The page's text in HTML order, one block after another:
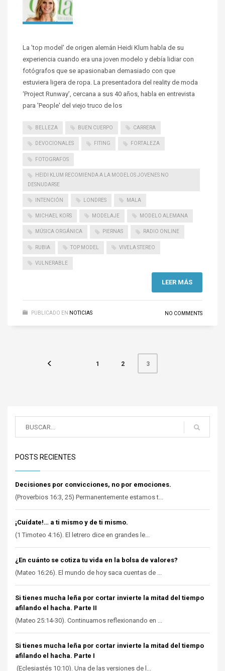
La 'top model' de origen alemán Heidi Klum habla de su
experiencia cuando era una joven modelo y debía lidiar con
fotógrafos que se apasionaban demasiado con que
estuviera ligera de ropa. La presentadora del reality de moda
‘Project Runway’, cercana a sus 40 años, habla en entrevista
para 'People' del viejo truco de los
BELLEZA BUEN CUERPO CARRERA
DEVOCIONALES FITING FORTALEZA
FOTOGRAFOS
HEIDI KLUM RECOMIENDA A LA MODELOS JOVENES NO
DESNUDARSE
INTENCIÓN LONDRES MALA
MICHAEL KORS MODELAJE MODELO ALEMANA
MÚSICA ORGÁNICA PIERNAS RADIO ONLINE
RUBIA TOP MODEL VIVELA STEREO
VULNERABLE
LEER MÁS
PUBLICADO EN NOTICIAS NO COMMENTS
1 2 3
POSTS RECIENTES
Decisiones por convicciones, no por emociones.
(Proverbios 16:3, 25) Permanentemente estamos t...
¡Cuídate!… a ti mismo y de ti mismo.
(1 Timoteo 4:16). El letrero dice en grandes le...
¿En cuánto se cotiza tu vida en la bolsa de valores?
(Mateo 16:26). El mundo de hoy saca cuentas de ...
Si tienes mucha leña por cortar invierte la mitad del tiempo
afilando el hacha. Parte II
(Mateo 25:14-30). Continuamos reflexionando en ...
Si tienes mucha leña por cortar invierte la mitad del tiempo
afilando el hacha. Parte I
(Eclesiastés 10:10). Una de las versiones de l...